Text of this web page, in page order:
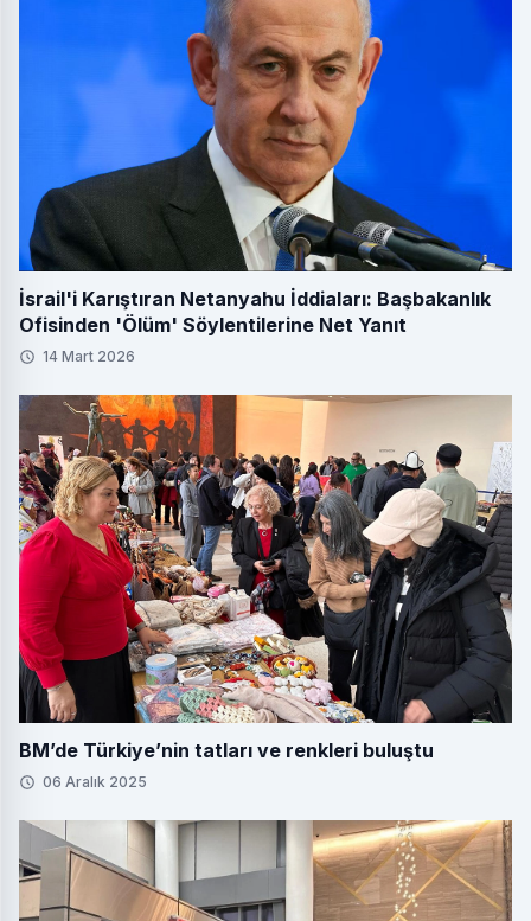
İsrail'i Karıştıran Netanyahu İddiaları: Başbakanlık
Ofisinden 'Ölüm' Söylentilerine Net Yanıt
14 Mart 2026
BM’de Türkiye’nin tatları ve renkleri buluştu
06 Aralık 2025